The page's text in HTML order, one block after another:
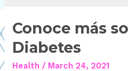
Conoce más
Diabetes
Health / March 24, 2021